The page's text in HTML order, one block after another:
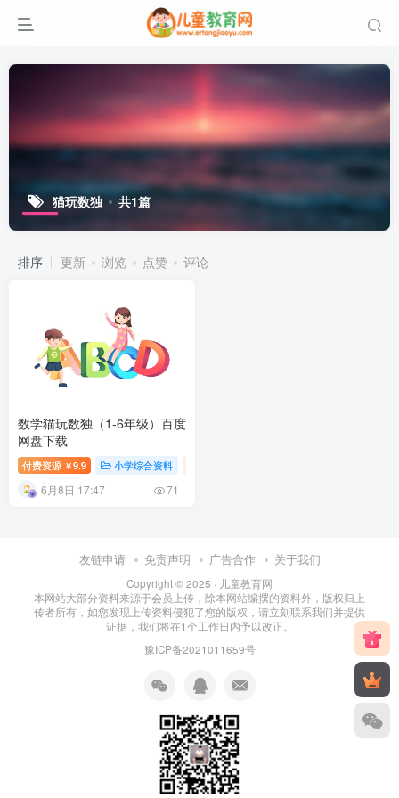
猫玩数独 共1篇
排序 更新 浏览 点赞 评论
数学猫玩数独（1-6年级）百度
网盘下载
付费资源 ￥9.9 小学综合资料
6月8日 17:47 71
友链申请 免责声明 广告合作 关于我们
Copyright © 2025 · 儿童教育网
本网站大部分资料来源于会员上传，除本网站编撰的资料外，版权归上
传者所有，如您发现上传资料侵犯了您的版权，请立刻联系我们并提供
证据，我们将在1个工作日内予以改正。
豫ICP备2021011659号